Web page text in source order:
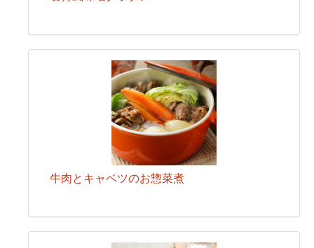
牛肉とキャベツのお惣菜煮